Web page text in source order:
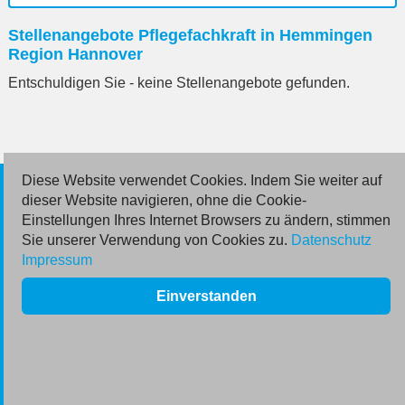
eingeben
Stellenangebote Pflegefachkraft in Hemmingen
Region Hannover
Entschuldigen Sie - keine Stellenangebote gefunden.
© 2026 Deutsche Jobmarkt GmbH
Inserieren
Kontakt
AGB
Diese Website verwendet Cookies. Indem Sie weiter auf
dieser Website navigieren, ohne die Cookie-
Einstellungen Ihres Internet Browsers zu ändern, stimmen
Sie unserer Verwendung von Cookies zu. Datenschutz
Impressum
Einverstanden